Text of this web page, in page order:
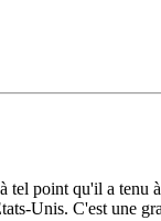
tel point qu'il a tenu
Unis. C'est une